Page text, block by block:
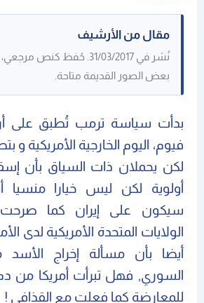
مقال من الأرشيف
نُشر في 31/03/2017. حُفظ كنص
بعض الصور القديمة متاحة.
بدأت سياسة ترمب تُطبق على
فيوم، اليوم الخارجية الأمريكية و
لكن يحملان ذات السياق بأن
أولوية لكن ليس خيارا منسيا
سيكون على إيران كما
الولايات المتحدة الأمريكية لدى
أيضا بأن مسألة إخراج
السوري, فهل تبرأت أمريكا من
للمعارضة كما فعلت مع القذافي !